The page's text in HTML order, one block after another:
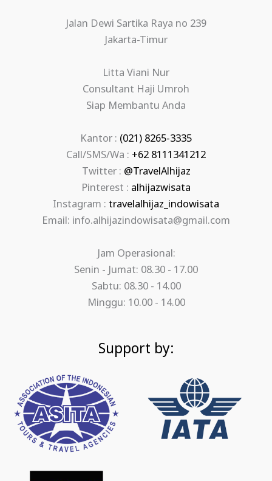
Jalan Dewi Sartika Raya no 239
Jakarta-Timur
Litta Viani Nur
Consultant Haji Umroh
Siap Membantu Anda
Kantor : (021) 8265-3335
Call/SMS/Wa : +62 8111341212
Twitter : @TravelAlhijaz
Pinterest : alhijazwisata
Instagram : travelalhijaz_indowisata
Email: info.alhijazindowisata@gmail.com
Jam Operasional:
Senin - Jumat: 08.30 - 17.00
Sabtu: 08.30 - 14.00
Minggu: 10.00 - 14.00
Support by: